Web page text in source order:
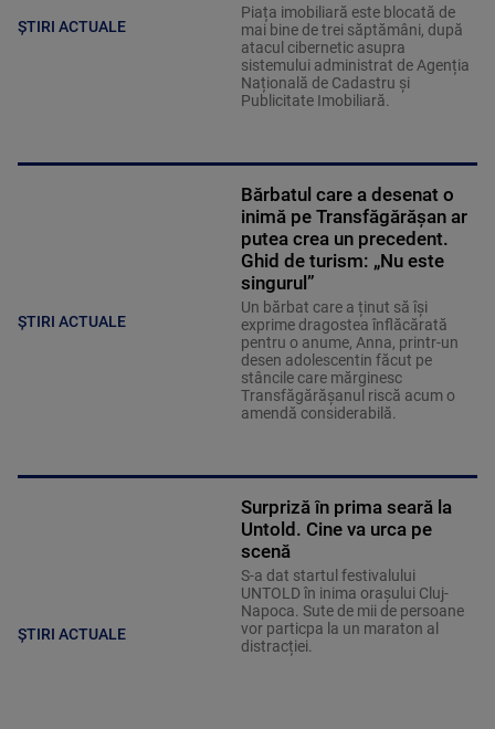
ȘTIRI ACTUALE
Piața imobiliară este blocată de
mai bine de trei săptămâni, după
atacul cibernetic asupra
sistemului administrat de Agenția
Națională de Cadastru și
Publicitate Imobiliară.
ȘTIRI ACTUALE
Bărbatul care a desenat o
inimă pe Transfăgărășan ar
putea crea un precedent.
Ghid de turism: „Nu este
singurul”
Un bărbat care a ținut să își
exprime dragostea înflăcărată
pentru o anume, Anna, printr-un
desen adolescentin făcut pe
stâncile care mărginesc
Transfăgărășanul riscă acum o
amendă considerabilă.
ȘTIRI ACTUALE
Surpriză în prima seară la
Untold. Cine va urca pe
scenă
S-a dat startul festivalului
UNTOLD în inima orașului Cluj-
Napoca. Sute de mii de persoane
vor particpa la un maraton al
distracției.